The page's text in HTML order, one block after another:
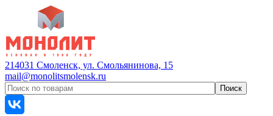
214031 Смоленск, ул. Смольянинова, 15
mail@monolitsmolensk.ru